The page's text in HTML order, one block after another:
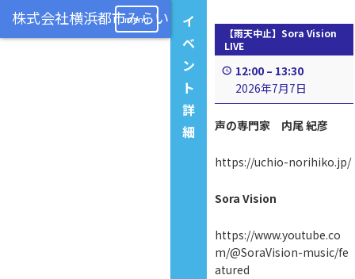
menu
イ
ベ
ン
ト
詳
細
【雨天中止】Sora Vision
LIVE
12:00 – 13:30
2026年7月7日
声の専門家 内尾 紀彦
https://uchio-norihiko.jp/
Sora Vision
https://www.youtube.co
m/@SoraVision-music/fe
atured